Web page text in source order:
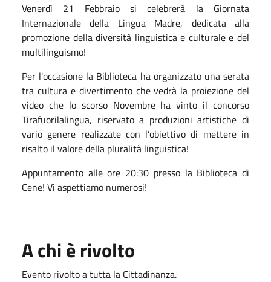
Venerdì 21 Febbraio si celebrerà la Giornata
Internazionale della Lingua Madre, dedicata alla
promozione della diversità linguistica e culturale e del
multilinguismo!
Per l'occasione la Biblioteca ha organizzato una serata
tra cultura e divertimento che vedrà la proiezione del
video che lo scorso Novembre ha vinto il concorso
Tirafuorilalingua, riservato a produzioni artistiche di
vario genere realizzate con l’obiettivo di mettere in
risalto il valore della pluralità linguistica!
Appuntamento alle ore 20:30 presso la Biblioteca di
Cene! Vi aspettiamo numerosi!
A chi è rivolto
Evento rivolto a tutta la Cittadinanza.